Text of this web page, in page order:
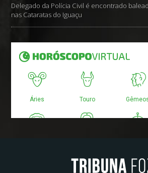
Delegado da Polícia Civil é encontrado
nas Cataratas do Iguaçu